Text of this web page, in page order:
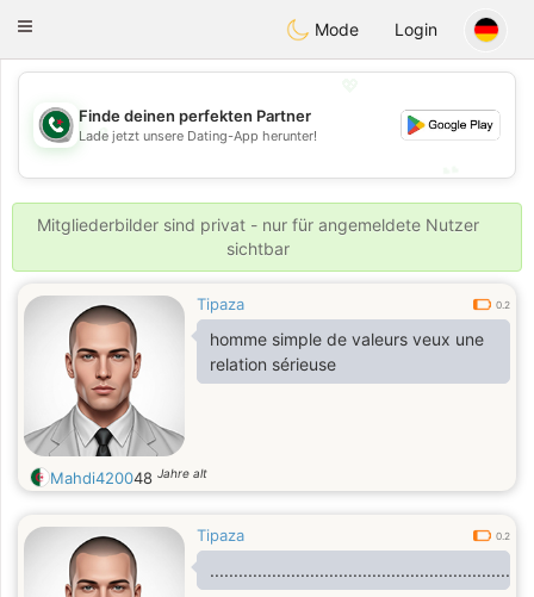
Weshrak
Toggle
Mode Login
💖
💕
Finde deinen perfekten Partner
Lade jetzt unsere Dating-App herunter!
Mitgliederbilder sind privat - nur für angemeldete Nutzer
sichtbar
Tipaza 0.2
homme simple de valeurs veux une
relation sérieuse
Mahdi420048 Jahre alt
Tipaza 0.2